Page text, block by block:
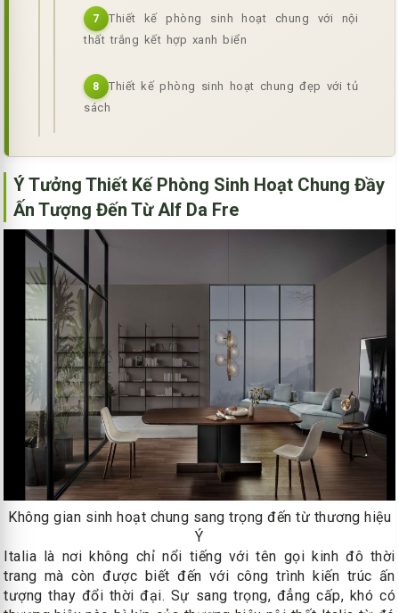
7
Thiết kế phòng sinh hoạt chung với nội
thất trắng kết hợp xanh biển
8
Thiết kế phòng sinh hoạt chung đẹp với tủ
sách
Ý Tưởng Thiết Kế Phòng Sinh Hoạt Chung Đầy
Ấn Tượng Đến Từ Alf Da Fre
Không gian sinh hoạt chung sang trọng đến từ thương hiệu
Ý
Italia là nơi không chỉ nổi tiếng với tên gọi kinh đô thời
trang mà còn được biết đến với công trình kiến trúc ấn
tượng thay đổi thời đại. Sự sang trọng, đẳng cấp, khó có